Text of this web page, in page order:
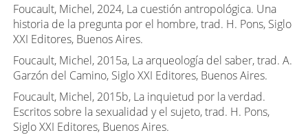
Foucault, Michel, 2024, La cuestión antropológica. Una
historia de la pregunta por el hombre, trad. H. Pons, Siglo
XXI Editores, Buenos Aires.
Foucault, Michel, 2015a, La arqueología del saber, trad. A.
Garzón del Camino, Siglo XXI Editores, Buenos Aires.
Foucault, Michel, 2015b, La inquietud por la verdad.
Escritos sobre la sexualidad y el sujeto, trad. H. Pons,
Siglo XXI Editores, Buenos Aires.